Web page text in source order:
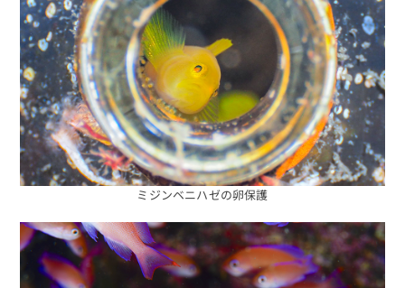
ミジンベニハゼの卵保護